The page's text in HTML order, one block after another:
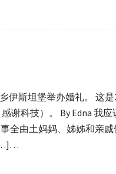
斯坦堡举办婚礼。 这是
谢科技）。 By Edna 我
全由土妈妈、姊姊和亲
[…]…